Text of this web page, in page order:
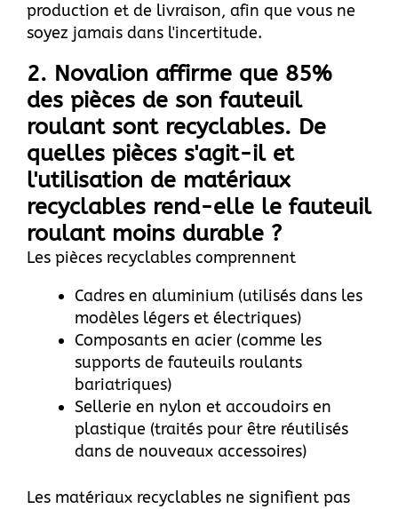
production et de livraison, afin que vous ne
soyez jamais dans l'incertitude.
2. Novalion affirme que 85%
des pièces de son fauteuil
roulant sont recyclables. De
quelles pièces s'agit-il et
l'utilisation de matériaux
recyclables rend-elle le fauteuil
roulant moins durable ?
Les pièces recyclables comprennent
Cadres en aluminium (utilisés dans les
modèles légers et électriques)
Composants en acier (comme les
supports de fauteuils roulants
bariatriques)
Sellerie en nylon et accoudoirs en
plastique (traités pour être réutilisés
dans de nouveaux accessoires)
Les matériaux recyclables ne signifient pas